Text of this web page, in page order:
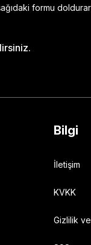
formu
Bilgi
İletişim
KVKK
Gizlilik